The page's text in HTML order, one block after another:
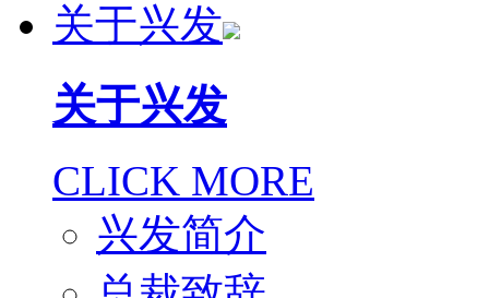
关于兴发
关于兴发
CLICK MORE
兴发简介